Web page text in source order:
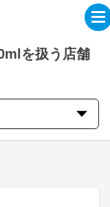
を扱う店舗